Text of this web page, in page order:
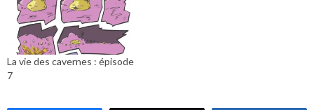
La vie des cavernes : épisode
7